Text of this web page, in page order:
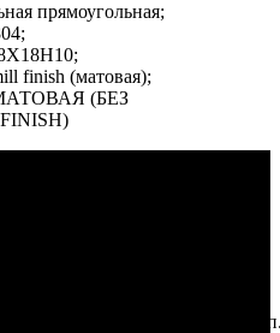
прямоугольная;
finish (матовая);
МАТОВАЯ (БЕЗ
ул. Гагарина, д. 13,